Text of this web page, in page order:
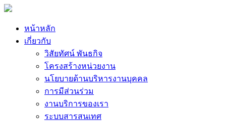
หน้าหลัก
เกี่ยวกับ
วิสัยทัศน์ พันธกิจ
โครงสร้างหน่วยงาน
นโยบายด้านบริหารงานบุคคล
การมีส่วนร่วม
งานบริการของเรา
ระบบสารสนเทศ